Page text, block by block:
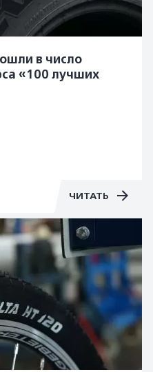
в число
«100 лучших
ЧИТАТЬ